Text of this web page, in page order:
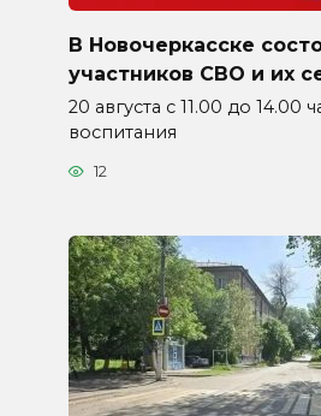
В Новочеркасске
участников СВО и их
20 августа с 11.00 до 14.00
воспитания
12